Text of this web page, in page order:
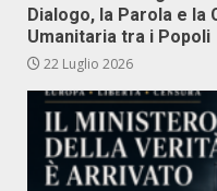
Dialogo, la Parola e la
Umanitaria tra i Popoli
22 Luglio 2026